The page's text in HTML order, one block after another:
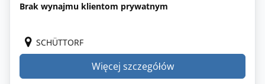
Brak wynajmu klientom prywatnym
SCHÜTTORF
Więcej szczegółów